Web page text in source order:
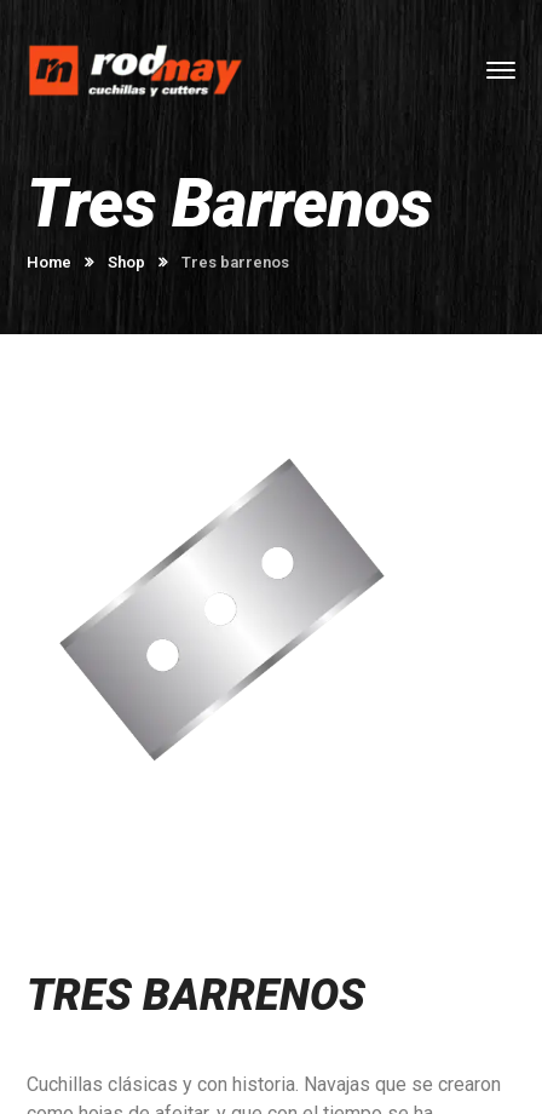
Tres Barrenos
Home Shop Tres barrenos
TRES BARRENOS
Cuchillas clásicas y con historia. Navajas que se crearon